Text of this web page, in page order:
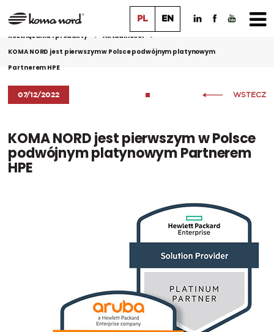
PL EN
Rozwiązania i produkty
Aktualności
KOMA NORD jest pierwszym w Polsce podwójnym platynowym
Partnerem HPE
07/12/2022 WSTECZ
KOMA NORD jest pierwszym w Polsce
podwójnym platynowym Partnerem
HPE